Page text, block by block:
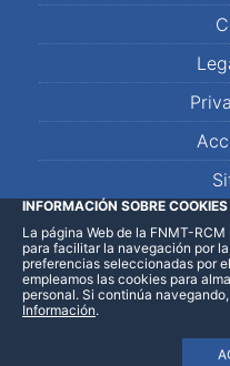
LinkedInFacebook
INFORMACIÓN SOBRE COOKIES
La página Web de la FNMT-
para facilitar la navegación por
preferencias seleccionadas por
empleamos las cookies para
personal. Si continúa
Información.